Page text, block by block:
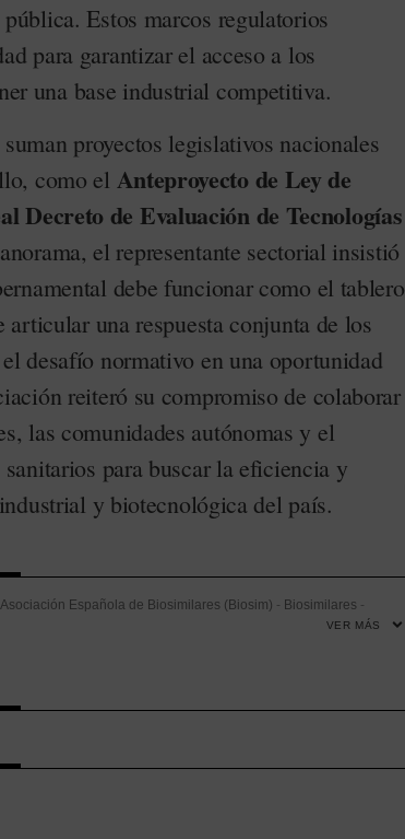
Estos marcos regulatorios
para garantizar el acceso a los
una base industrial competitiva.
proyectos legislativos nacionales
como el Anteproyecto de Ley de
Decreto de Evaluación de Tecnologías
el representante sectorial insistió
debe funcionar como el tablero
articular una respuesta conjunta de los
desafío normativo en una oportunidad
reiteró su compromiso de colaborar
las comunidades autónomas y el
para buscar la eficiencia y
y biotecnológica del país.
Asociación Española de Biosimilares (Biosim) - Biosimilares -
Sanitarias
VER MÁS